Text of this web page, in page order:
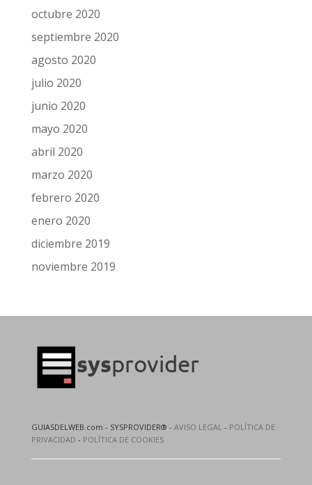
octubre 2020
septiembre 2020
agosto 2020
julio 2020
junio 2020
mayo 2020
abril 2020
marzo 2020
febrero 2020
enero 2020
diciembre 2019
noviembre 2019
GUIASDELWEB.com - SYSPROVIDER® - AVISO LEGAL - POLÍTICA DE
PRIVACIDAD - POLÍTICA DE COOKIES